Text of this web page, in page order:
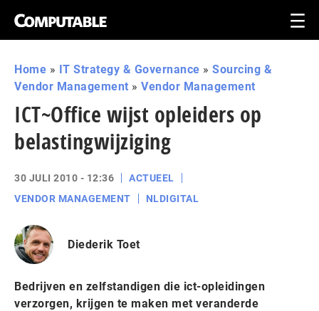
Home » IT Strategy & Governance » Sourcing &
Vendor Management » Vendor Management
ICT~Office wijst opleiders op
belastingwijziging
30 JULI 2010 - 12:36
ACTUEEL
VENDOR MANAGEMENT
NLDIGITAL
Diederik Toet
Bedrijven en zelfstandigen die ict-opleidingen
verzorgen, krijgen te maken met veranderde